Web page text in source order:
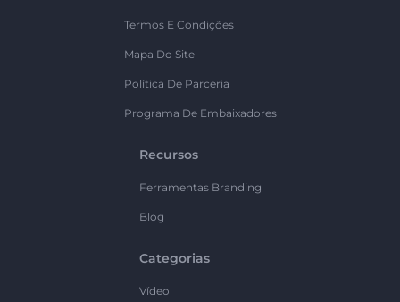
Termos E Condições
Mapa Do Site
Política De Parceria
Programa De Embaixadores
Recursos
Ferramentas Branding
Blog
Categorias
Vídeo